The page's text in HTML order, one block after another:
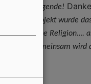
viele Singende!
Das Liedprojekt wurde
ohne Religion….
wird! Gemeinsam wird